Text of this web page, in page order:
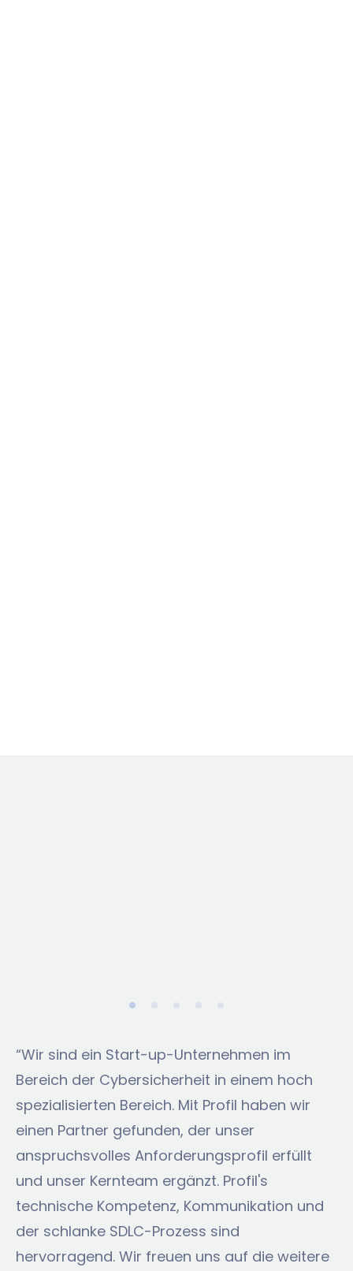
“Wir sind ein Start-up-Unternehmen im
Bereich der Cybersicherheit in einem hoch
spezialisierten Bereich. Mit Profil haben wir
einen Partner gefunden, der unser
anspruchsvolles Anforderungsprofil erfüllt
und unser Kernteam ergänzt. Profil's
technische Kompetenz, Kommunikation und
der schlanke SDLC-Prozess sind
hervorragend. Wir freuen uns auf die weitere